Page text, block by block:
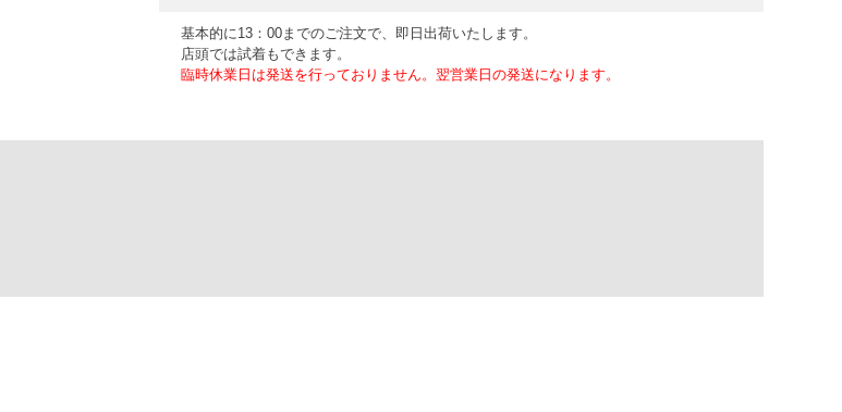
基本的に13：00までのご注文で、即日出荷いたします。
店頭では試着もできます。
臨時休業日は発送を行っておりません。翌営業日の発送になります。